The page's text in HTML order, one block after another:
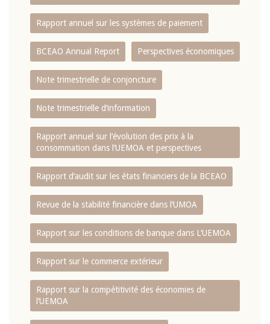
Rapport annuel sur les systèmes de paiement
BCEAO Annual Report Perspectives économiques
Note trimestrielle de conjoncture
Note trimestrielle d‘information
Rapport annuel sur l‘évolution des prix à la
consommation dans l‘UEMOA et perspectives
Rapport d‘audit sur les états financiers de la BCEAO
Revue de la stabilité financière dans l‘UMOA
Rapport sur les conditions de banque dans L‘UEMOA
Rapport sur le commerce extérieur
Rapport sur la compétitivité des économies de
l‘UEMOA